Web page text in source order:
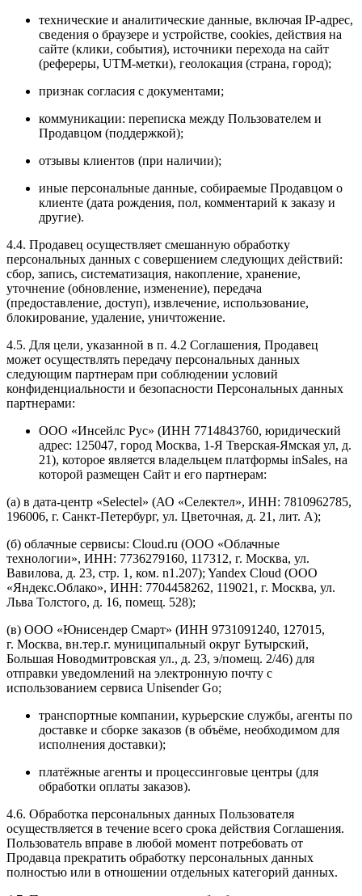
технические и аналитические данные, включая IP-адрес,
сведения о браузере и устройстве, сookies, действия на
сайте (клики, события), источники перехода на сайт
(рефереры, UTM-метки), геолокация (страна, город);
признак согласия с документами;
коммуникации: переписка между Пользователем и
Продавцом (поддержкой);
отзывы клиентов (при наличии);
иные персональные данные, собираемые Продавцом о
клиенте (дата рождения, пол, комментарий к заказу и
другие).
4.4. Продавец осуществляет смешанную обработку
персональных данных с совершением следующих действий:
сбор, запись, систематизация, накопление, хранение,
уточнение (обновление, изменение), передача
(предоставление, доступ), извлечение, использование,
блокирование, удаление, уничтожение.
4.5. Для цели, указанной в п. 4.2 Соглашения, Продавец
может осуществлять передачу персональных данных
следующим партнерам при соблюдении условий
конфиденциальности и безопасности Персональных данных
партнерами:
ООО «Инсейлс Рус» (ИНН 7714843760, юридический
адрес: 125047, город Москва, 1-Я Тверская-Ямская ул, д.
21), которое является владельцем платформы inSales, на
которой размещен Сайт и его партнерам:
(а) в дата-центр «Selectel» (АО «Селектел», ИНН: 7810962785,
196006, г. Санкт-Петербург, ул. Цветочная, д. 21, лит. А);
(б) облачные сервисы: Cloud.ru (ООО «Облачные
технологии», ИНН: 7736279160, 117312, г. Москва, ул.
Вавилова, д. 23, стр. 1, ком. n1.207); Yandex Cloud (ООО
«Яндекс.Облако», ИНН: 7704458262, 119021, г. Москва, ул.
Льва Толстого, д. 16, помещ. 528);
(в) ООО «Юнисендер Смарт» (ИНН 9731091240, 127015,
г. Москва, вн.тер.г. муниципальный округ Бутырский,
Большая Новодмитровская ул., д. 23, э/помещ. 2/46) для
отправки уведомлений на электронную почту с
использованием сервиса Unisender Go;
транспортные компании, курьерские службы, агенты по
доставке и сборке заказов (в объёме, необходимом для
исполнения доставки);
платёжные агенты и процессинговые центры (для
обработки оплаты заказов).
4.6. Обработка персональных данных Пользователя
осуществляется в течение всего срока действия Соглашения.
Пользователь вправе в любой момент потребовать от
Продавца прекратить обработку персональных данных
полностью или в отношении отдельных категорий данных.